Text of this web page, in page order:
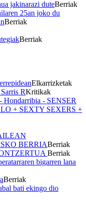
jakinarazi duteBerriak
25an joko du
Berriak
Berriak
Elkarrizketak
RKritikak
- SENSER
+ SEXTY SEXERS +
BERRIABerriak
Berriak
bigarren lana
Berriak
bati ekingo dio